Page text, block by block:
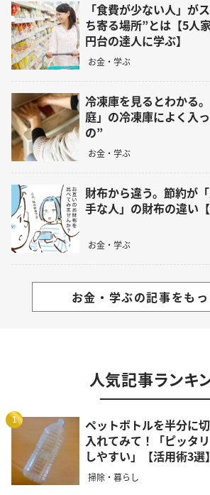
「食費が少ない人」が
ち寄る場所”とは【5人
円台の達人に学ぶ】
お金・学ぶ
冷凍庫を見るとわかる
庭」の冷凍庫によく入
の”
お金・学ぶ
財布から違う。節約が
手な人」の財布の違い【
お金・学ぶ
お金・学ぶの記事をも
人気記事ランキ
1
ペットボトルを半分に
入れてみて！「ピッタ
しやすい」【活用術3選】
掃除・暮らし